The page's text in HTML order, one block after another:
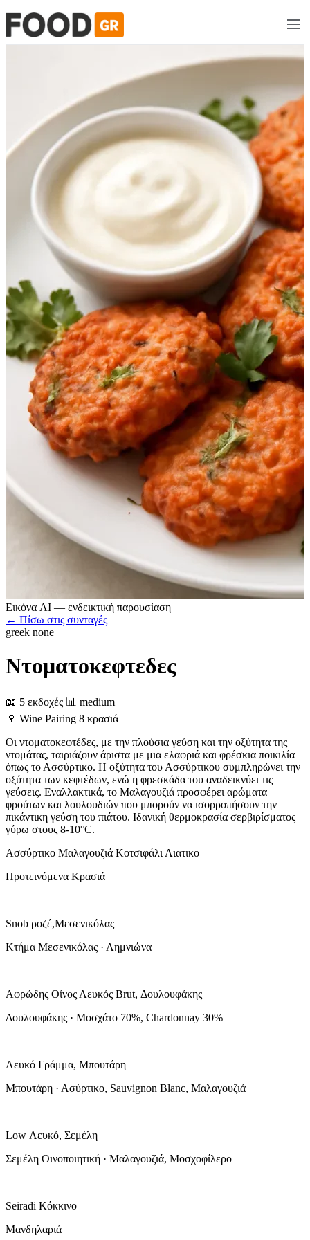
Εικόνα AI — ενδεικτική παρουσίαση
← Πίσω στις συνταγές
greek none
Ντοματοκεφτεδες
📖 5 εκδοχές 📊 medium
🍷 Wine Pairing 8 κρασιά
Οι ντοματοκεφτέδες, με την πλούσια γεύση και την οξύτητα της
ντομάτας, ταιριάζουν άριστα με μια ελαφριά και φρέσκια ποικιλία
όπως το Ασσύρτικο. Η οξύτητα του Ασσύρτικου συμπληρώνει την
οξύτητα των κεφτέδων, ενώ η φρεσκάδα του αναδεικνύει τις
γεύσεις. Εναλλακτικά, το Μαλαγουζιά προσφέρει αρώματα
φρούτων και λουλουδιών που μπορούν να ισορροπήσουν την
πικάντικη γεύση του πιάτου. Ιδανική θερμοκρασία σερβιρίσματος
γύρω στους 8-10°C.
Ασσύρτικο Μαλαγουζιά Κοτσιφάλι Λιατικο
Προτεινόμενα Κρασιά
Snob ροζέ,Μεσενικόλας
Κτήμα Μεσενικόλας · Λημνιώνα
Αφρώδης Οίνος Λευκός Brut, Δουλουφάκης
Δουλουφάκης · Μοσχάτο 70%, Chardonnay 30%
Λευκό Γράμμα, Μπουτάρη
Μπουτάρη · Ασύρτικο, Sauvignon Blanc, Μαλαγουζιά
Low Λευκό, Σεμέλη
Σεμέλη Οινοποιητική · Μαλαγουζιά, Μοσχοφίλερο
Seiradi Κόκκινο
Μανδηλαριά